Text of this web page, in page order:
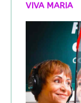
VIVA MARIA